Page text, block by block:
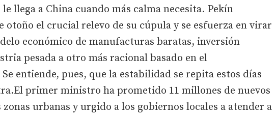
llega a China cuando más calma necesita. Pekín
otoño el crucial relevo de su cúpula y se esfuerza en virar
económico de manufacturas baratas, inversión
pesada a otro más racional basado en el
entiende, pues, que la estabilidad se repita estos días
primer ministro ha prometido 11 millones de nuevos
urbanas y urgido a los gobiernos locales a atender a